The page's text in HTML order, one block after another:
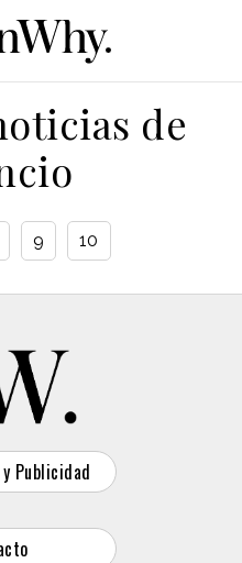
de
9 10
Publicidad